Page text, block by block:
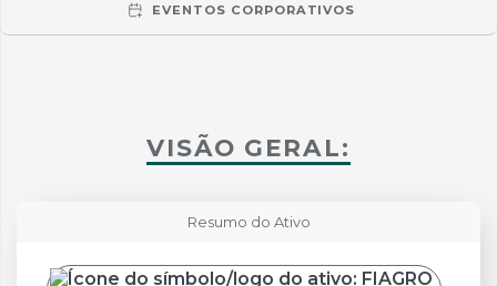
EVENTOS CORPORATIVOS
VISÃO GERAL:
Resumo do Ativo